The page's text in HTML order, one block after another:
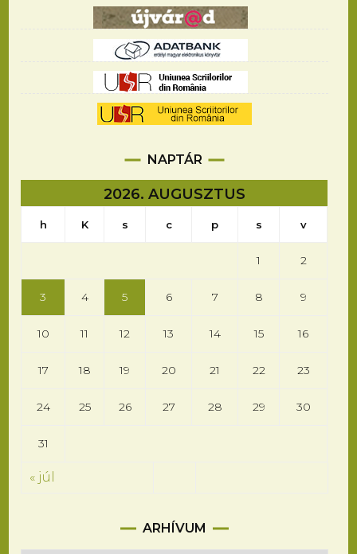
NAPTÁR
2026. AUGUSZTUS
h K s c p s v
1 2
3 4 5 6 7 8 9
10 11 12 13 14 15 16
17 18 19 20 21 22 23
24 25 26 27 28 29 30
31
« júl
ARHÍVUM
Arhívum